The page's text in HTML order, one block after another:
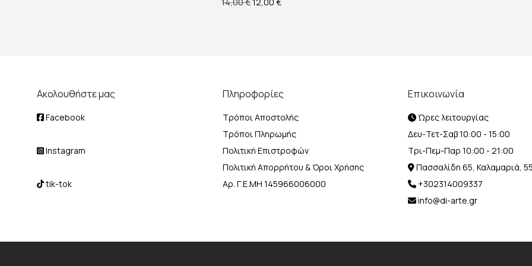
14,00€12,00 €
Ακολουθήστε μας
Facebook
Instagram
tik-tok
Πληροφορίες
Τρόποι Αποστολής
Τρόποι Πληρωμής
Πολιτική Επιστροφών
Πολιτική Απορρήτου & Όροι Χρήσης
Αρ. Γ.Ε.ΜΗ 145966006000
Επικοινωνία
Ώρες λειτουργίας
Δευ-Τετ-Σαβ 10:00 - 15:00
Τρι-Πεμ-Παρ 10:00 - 21:00
Πασσαλίδη 65, Καλαμαριά,
+302314009337
info@di-arte.gr